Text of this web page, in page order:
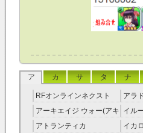
ア カ サ タ ナ
RFオンラインネクスト
RMT
アラ
アーキエイジ ウォー(アキ
ウオ) RMT
イル
アトランティカ
イカ